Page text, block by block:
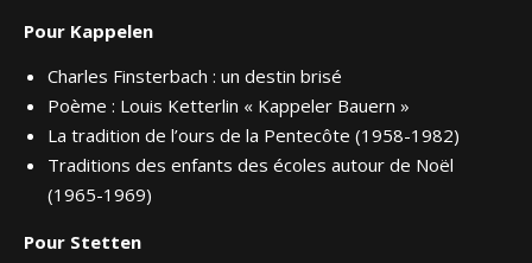
Pour Kappelen
Charles Finsterbach : un destin brisé
Poème : Louis Ketterlin « Kappeler Bauern »
La tradition de l’ours de la Pentecôte (1958-1982)
Traditions des enfants des écoles autour de Noël
(1965-1969)
Pour Stetten